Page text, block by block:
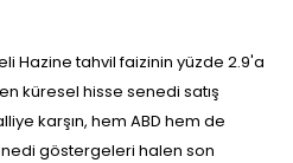
Hazine tahvil faizinin yüzde 2.9'a
küresel hisse senedi satış
karşın, hem ABD hem de
göstergeleri halen son